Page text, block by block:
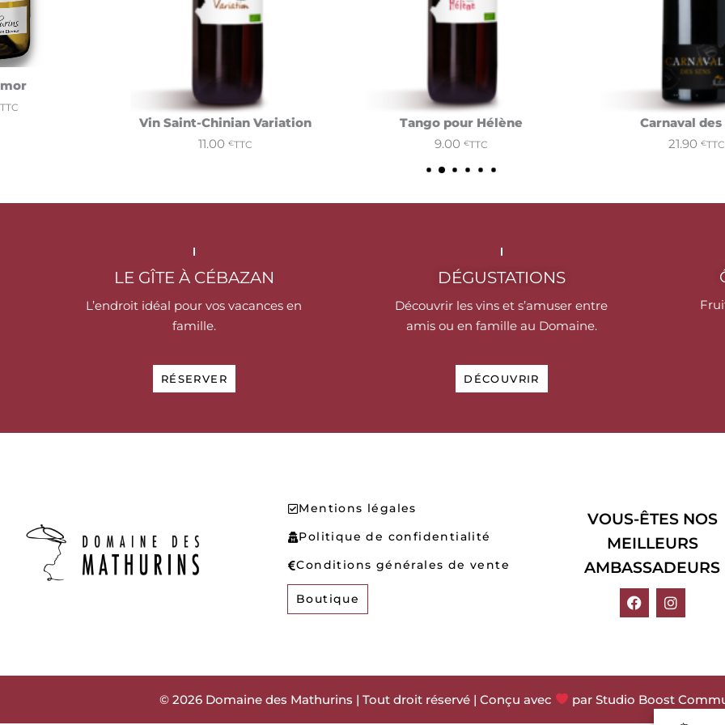
TTC Ajouter au panier
Vin Saint-Chinian Variation
11.00€TTC Ajouter au panier
Tango pour Hélène
9.00 €TTC Ajouter au panier
Carnaval des
21.90€TTC
LE GÎTE À CÉBAZAN
L’endroit idéal pour vos vacances en
famille.
RÉSERVER
DÉGUSTATIONS
Découvrir les vins et s’amuser entre
amis ou en famille au Domaine.
DÉCOUVRIR
Mentions légales
Politique de confidentialité
Conditions générales de vente
Boutique
VOUS-ÊTES NOS
MEILLEURS
AMBASSADEURS
F
b
o
o
I
a
g
r
© 2026 Domaine des Mathurins | Tout droit réservé | Conçu avec par Studio Boost